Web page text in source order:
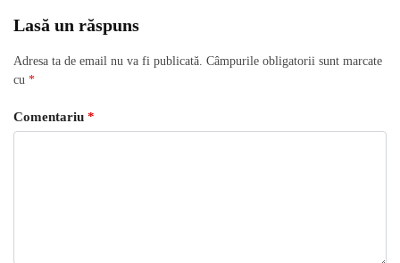
Lasă un răspuns
Adresa ta de email nu va fi publicată. Câmpurile obligatorii sunt marcate
cu *
Comentariu *